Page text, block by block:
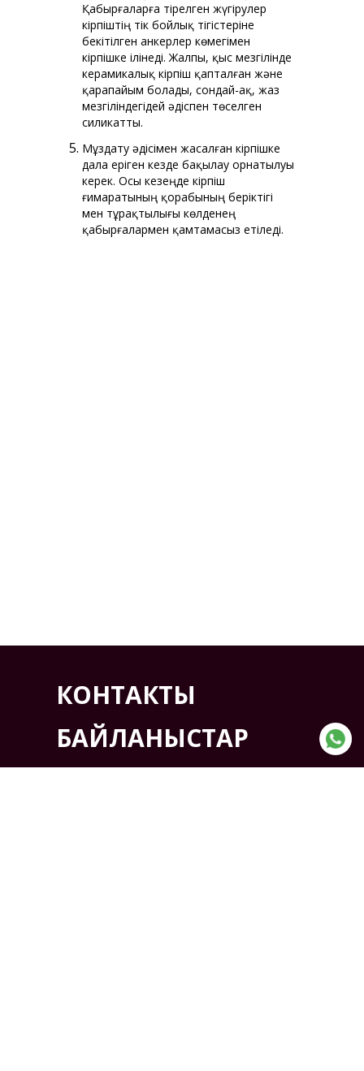
Қабырғаларға тірелген жүгірулер
кірпіштің тік бойлық тігістеріне
бекітілген анкерлер көмегімен
кірпішке ілінеді. Жалпы, қыс мезгілінде
керамикалық кірпіш қапталған және
қарапайым болады, сондай-ақ, жаз
мезгіліндегідей әдіспен төселген
силикатты.
Мұздату әдісімен жасалған кірпішке
дала еріген кезде бақылау орнатылуы
керек. Осы кезеңде кірпіш
ғимаратының қорабының беріктігі
мен тұрақтылығы көлденең
қабырғалармен қамтамасыз етіледі.
КОНТАКТЫ
БАЙЛАНЫСТАР